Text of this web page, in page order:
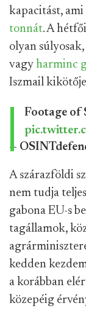
kapacitást,
tonnát. A
olyan
vagy harminc
Iszmail
Footage of
—
A szárazföldi
nem tudja
gabona EU-s
tagállamok,
kedden
a korábban
közepéig